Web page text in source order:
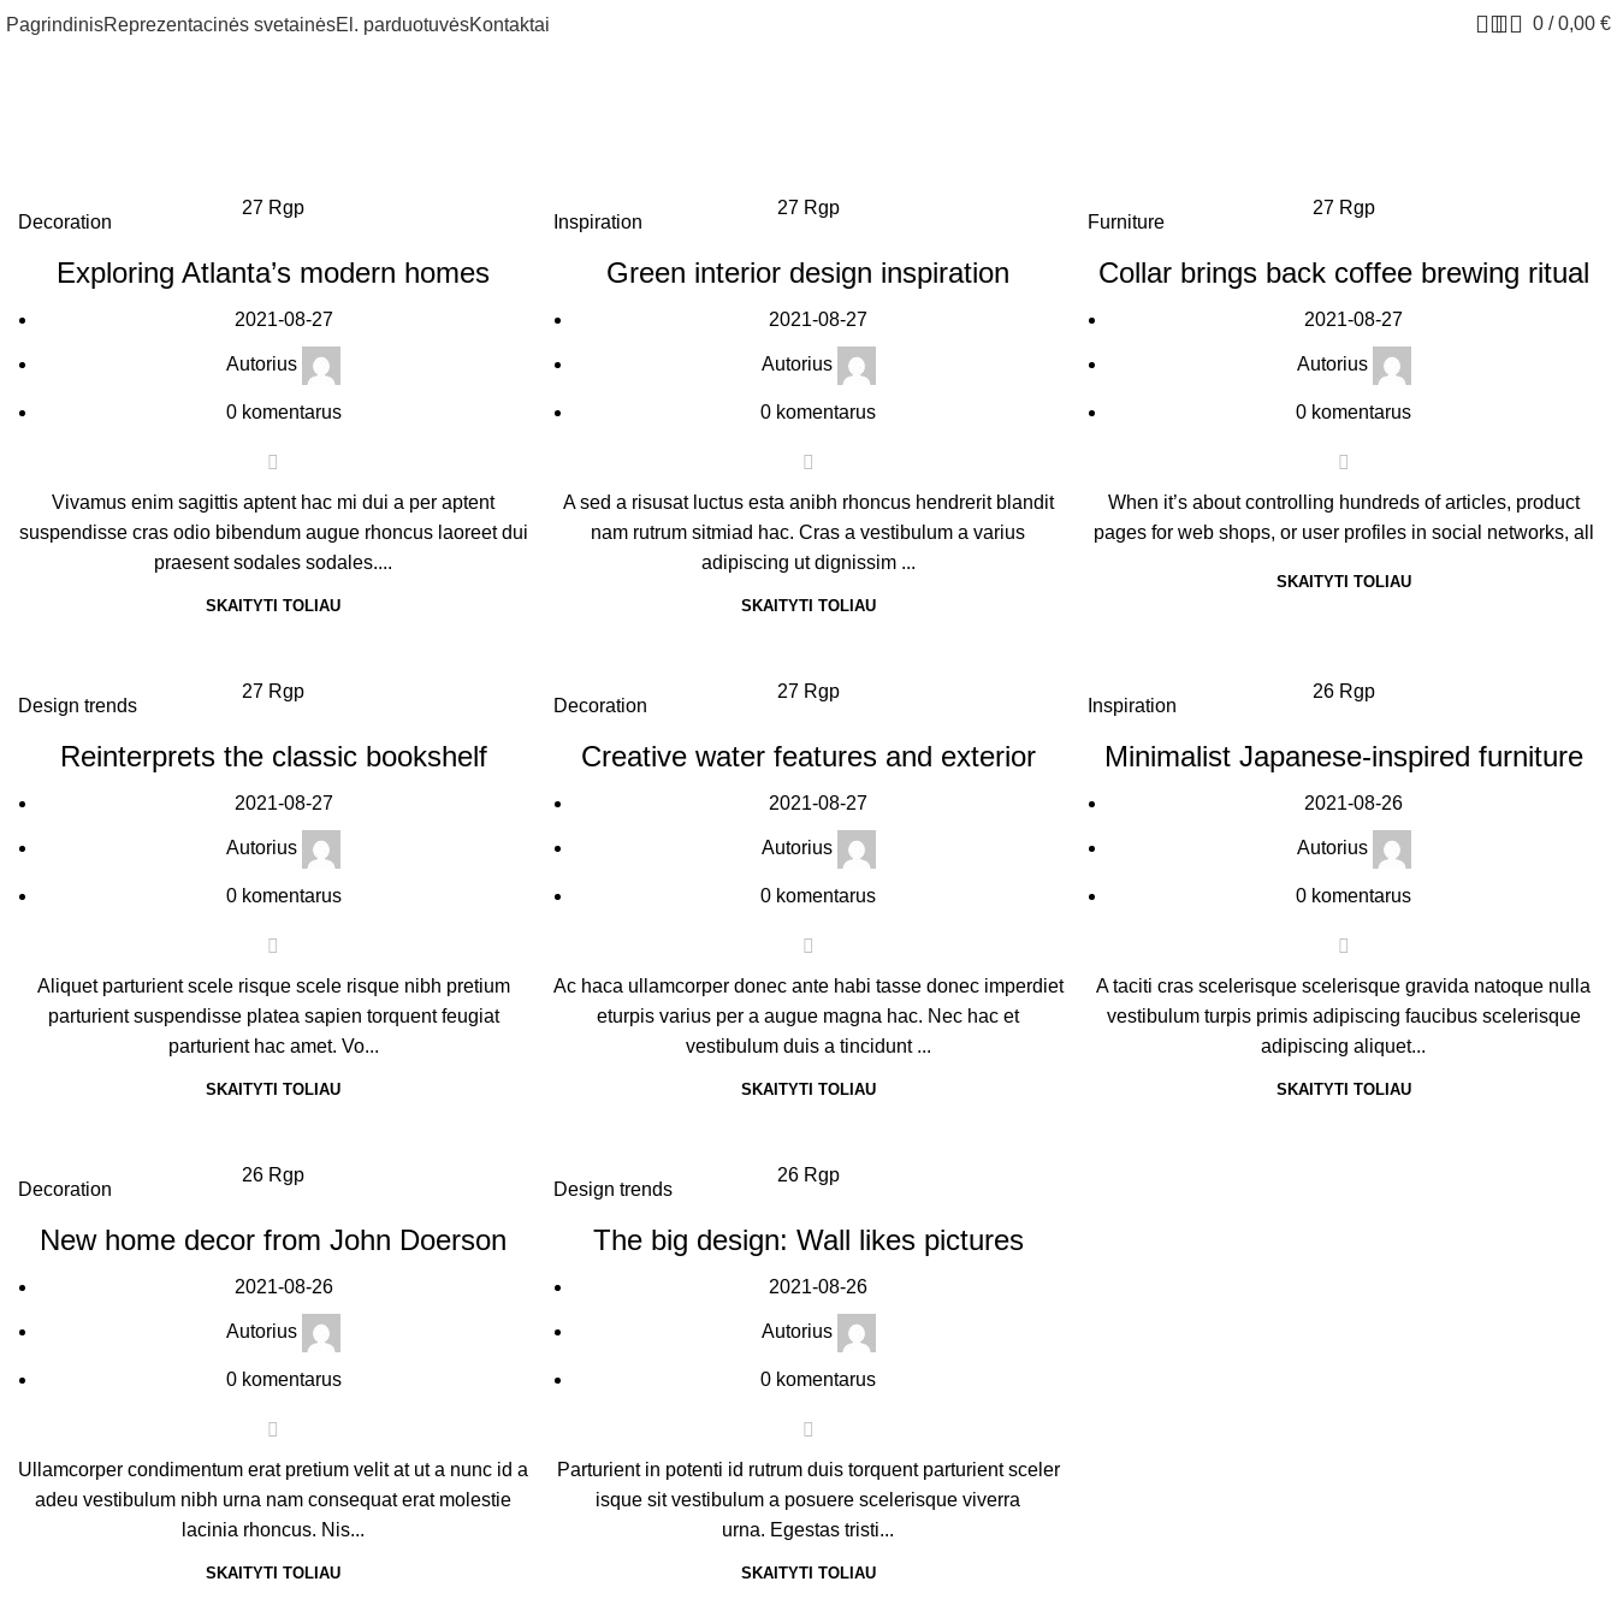
PagrindinisReprezentacinės svetainėsEl. parduotuvėsKontaktai 0 / 0,00 €
27 Rgp
Decoration
Exploring Atlanta’s modern homes
2021-08-27
Autorius
0 komentarus
Vivamus enim sagittis aptent hac mi dui a per aptent
suspendisse cras odio bibendum augue rhoncus laoreet dui
praesent sodales sodales....
SKAITYTI TOLIAU
27 Rgp
Inspiration
Green interior design inspiration
2021-08-27
Autorius
0 komentarus
A sed a risusat luctus esta anibh rhoncus hendrerit blandit
nam rutrum sitmiad hac. Cras a vestibulum a varius
adipiscing ut dignissim ...
SKAITYTI TOLIAU
27 Rgp
Furniture
Collar brings back coffee brewing ritual
2021-08-27
Autorius
0 komentarus
When it’s about controlling hundreds of articles, product
pages for web shops, or user profiles in social networks, all
SKAITYTI TOLIAU
27 Rgp
Design trends
Reinterprets the classic bookshelf
2021-08-27
Autorius
0 komentarus
Aliquet parturient scele risque scele risque nibh pretium
parturient suspendisse platea sapien torquent feugiat
parturient hac amet. Vo...
SKAITYTI TOLIAU
27 Rgp
Decoration
Creative water features and exterior
2021-08-27
Autorius
0 komentarus
Ac haca ullamcorper donec ante habi tasse donec imperdiet
eturpis varius per a augue magna hac. Nec hac et
vestibulum duis a tincidunt ...
SKAITYTI TOLIAU
26 Rgp
Inspiration
Minimalist Japanese-inspired furniture
2021-08-26
Autorius
0 komentarus
A taciti cras scelerisque scelerisque gravida natoque nulla
vestibulum turpis primis adipiscing faucibus scelerisque
adipiscing aliquet...
SKAITYTI TOLIAU
26 Rgp
Decoration
New home decor from John Doerson
2021-08-26
Autorius
0 komentarus
Ullamcorper condimentum erat pretium velit at ut a nunc id a
adeu vestibulum nibh urna nam consequat erat molestie
lacinia rhoncus. Nis...
SKAITYTI TOLIAU
26 Rgp
Design trends
The big design: Wall likes pictures
2021-08-26
Autorius
0 komentarus
Parturient in potenti id rutrum duis torquent parturient sceler
isque sit vestibulum a posuere scelerisque viverra
urna. Egestas tristi...
SKAITYTI TOLIAU